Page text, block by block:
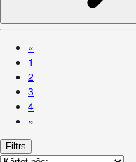
«
1
2
3
4
»
Filtrs